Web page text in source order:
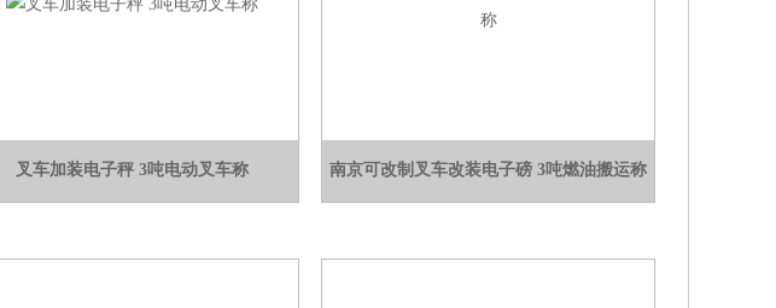
叉车加装电子秤 3吨电动叉车称 南京可改制叉车改装电子磅 3吨燃油搬运称